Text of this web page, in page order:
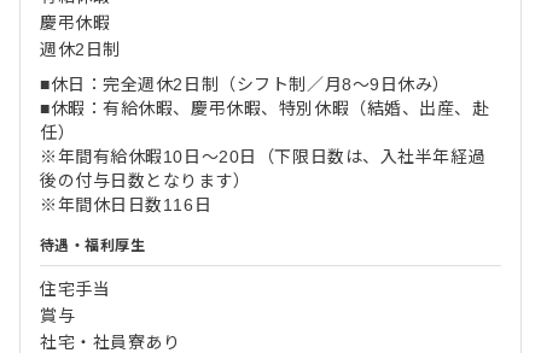
慶弔休暇
週休2日制
■休日：完全週休2日制（シフト制／月8～9日休み）
■休暇：有給休暇、慶弔休暇、特別休暇（結婚、出産、赴
任）
※年間有給休暇10日～20日（下限日数は、入社半年経過
後の付与日数となります）
※年間休日日数116日
待遇・福利厚生
住宅手当
賞与
社宅・社員寮あり